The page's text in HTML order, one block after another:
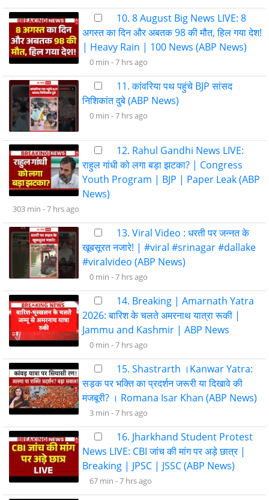
10. 8 August Big News LIVE: 8
अगस्त का दिन और अबतक 98 की मौत, हिल गया देश!
| Heavy Rain | 100 News (ABP News)
0 min -7 hrs ago
11. कांवरिया पथ पहुंचे BJP सांसद
निशिकांत दुबे (ABP News)
0 min -7 hrs ago
12. Rahul Gandhi News LIVE:
राहुल गांधी को लगा बड़ा झटका? | Congress
Youth Program | BJP | Paper Leak (ABP
News)
303 min -7 hrs ago
13. Viral Video : धरती पर जन्नत के
खूबसूरत नजारे! | #viral #srinagar #dallake
#viralvideo (ABP News)
0 min -7 hrs ago
14. Breaking | Amarnath Yatra
2026: बारिश के चलते अमरनाथ यात्रा रूकी |
Jammu and Kashmir | ABP News
0 min -7 hrs ago
15. Shastrarth ।Kanwar Yatra:
सड़क पर भक्ति का प्रदर्शन जरूरी या दिखावे की
मजबूरी? । Romana Isar Khan (ABP News)
3 min -7 hrs ago
16. Jharkhand Student Protest
News LIVE: CBI जांच की मांग पर अड़े छात्र |
Breaking | JPSC | JSSC (ABP News)
67 min -7 hrs ago